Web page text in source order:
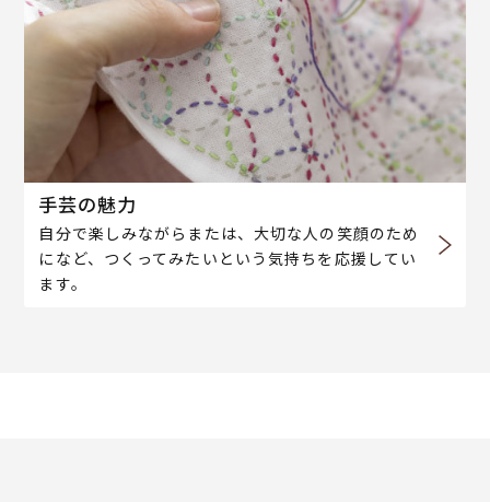
手芸の魅力
自分で楽しみながらまたは、大切な人の笑顔のため
になど、つくってみたいという気持ちを応援してい
ます。